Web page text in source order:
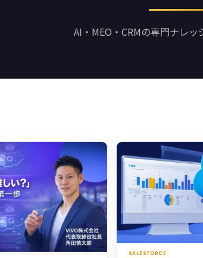
AI・MEO・CRMの専門ナレッ
SALESFORCE